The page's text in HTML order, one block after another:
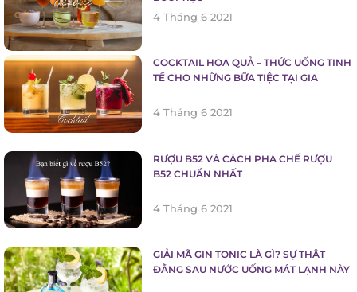
COCKTAIL HOA QUẢ – THỨC UỐNG
TINH TẾ CHO NHỮNG BỮA TIỆC TẠI GIA
RƯỢU B52 VÀ CÁCH PHA CHẾ RƯỢU
B52 CHUẨN NHẤT
GIẢI MÃ GIN TONIC LÀ GÌ? SỰ THẬT
ĐẰNG SAU NƯỚC UỐNG MÁT LẠNH
NÀY